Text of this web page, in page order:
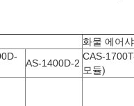
화물 에어
AS-1400D-2
CAS-
모듈)